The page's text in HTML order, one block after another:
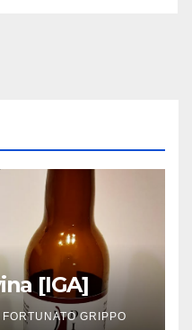
[IGA]
FORTUNATO GRIPPO